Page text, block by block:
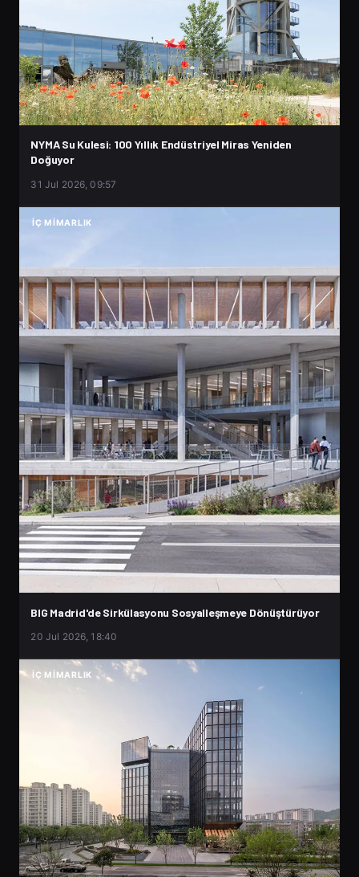
NYMA Su Kulesi: 100 Yıllık Endüstriyel Miras Yeniden
Doğuyor
31 Jul 2026, 09:57
İÇ MIMARLIK
BIG Madrid'de Sirkülasyonu Sosyalleşmeye Dönüştürüyor
20 Jul 2026, 18:40
İÇ MIMARLIK